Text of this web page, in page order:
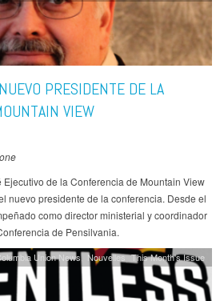
PRESIDENTE DE LA
VIEW
Ejecutivo de la Conferencia de Mountain View
nuevo presidente de la conferencia. Desde el
como director ministerial y coordinador
de Pensilvania.
Union News Nouvelles This Month's Issue